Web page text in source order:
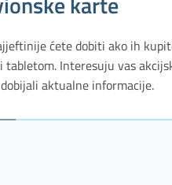
ćete dobiti ako ih
Interesuju vas
aktualne informacije.